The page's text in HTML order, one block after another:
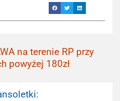
na terenie RP przy
powyżej 180zł